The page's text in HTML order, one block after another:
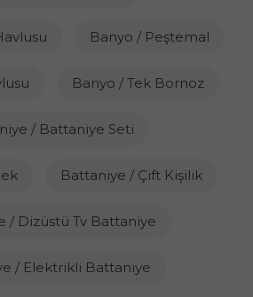
Banyo / Peştemal
Banyo / Tek Bornoz
/ Battaniye Seti
Battaniye / Çift Kişilik
/ Dizüstü Tv Battaniye
/ Elektrikli Battaniye